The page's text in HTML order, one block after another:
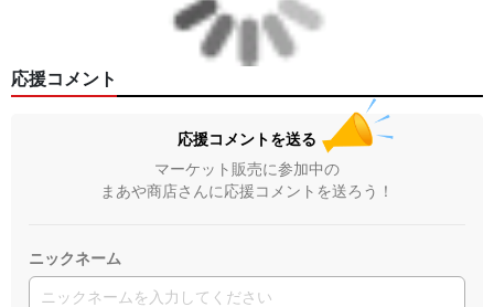
応援コメント
応援コメントを送る
マーケット販売に参加中の
まあや商店さんに応援コメントを送ろう！
ニックネーム